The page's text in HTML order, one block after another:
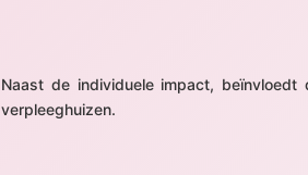
Naast de individuele impact,
verpleeghuizen.